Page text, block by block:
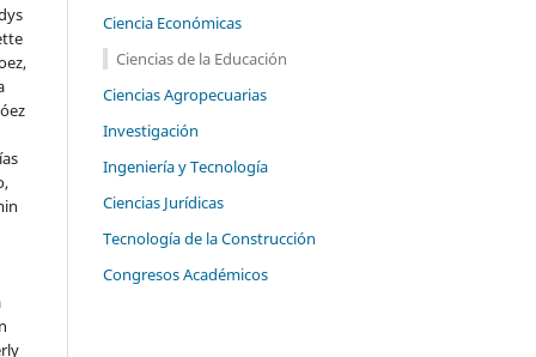
Ciencia Económicas
Ciencias de la Educación
Ciencias Agropecuarias
Investigación
Ingeniería y Tecnología
Ciencias Jurídicas
Tecnología de la Construcción
Congresos Académicos